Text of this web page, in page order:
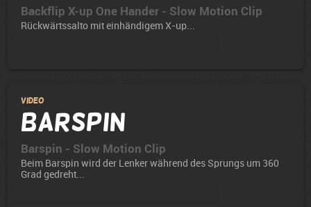
Backflip X-up One Hander - Slow Motion Clip
Rückwärtssalto mit einhändigem X-up...
Video
Barspin
Barspin - Slow Motion Clip
Beim Barspin wird der Lenker während des Sprungs um 360
Grad gedreht...